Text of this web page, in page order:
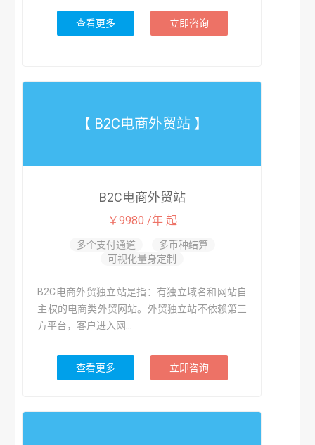
查看更多 立即咨询
【 B2C电商外贸站 】
B2C电商外贸站
￥9980 /年 起
多个支付通道
多币种结算
可视化量身定制
B2C电商外贸独立站是指：有独立域名和网站自
主权的电商类外贸网站。外贸独立站不依赖第三
方平台，客户进入网...
查看更多 立即咨询